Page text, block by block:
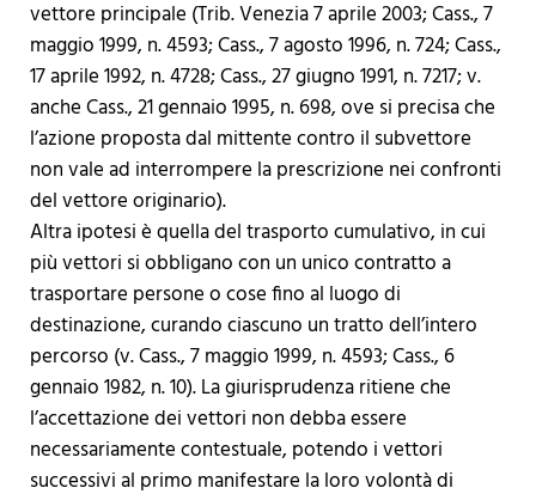
vettore principale (Trib. Venezia 7 aprile 2003; Cass., 7
maggio 1999, n. 4593; Cass., 7 agosto 1996, n. 724; Cass.,
17 aprile 1992, n. 4728; Cass., 27 giugno 1991, n. 7217; v.
anche Cass., 21 gennaio 1995, n. 698, ove si precisa che
l’azione proposta dal mittente contro il subvettore
non vale ad interrompere la prescrizione nei confronti
del vettore originario).
Altra ipotesi è quella del trasporto cumulativo, in cui
più vettori si obbligano con un unico contratto a
trasportare persone o cose fino al luogo di
destinazione, curando ciascuno un tratto dell’intero
percorso (v. Cass., 7 maggio 1999, n. 4593; Cass., 6
gennaio 1982, n. 10). La giurisprudenza ritiene che
l’accettazione dei vettori non debba essere
necessariamente contestuale, potendo i vettori
successivi al primo manifestare la loro volontà di